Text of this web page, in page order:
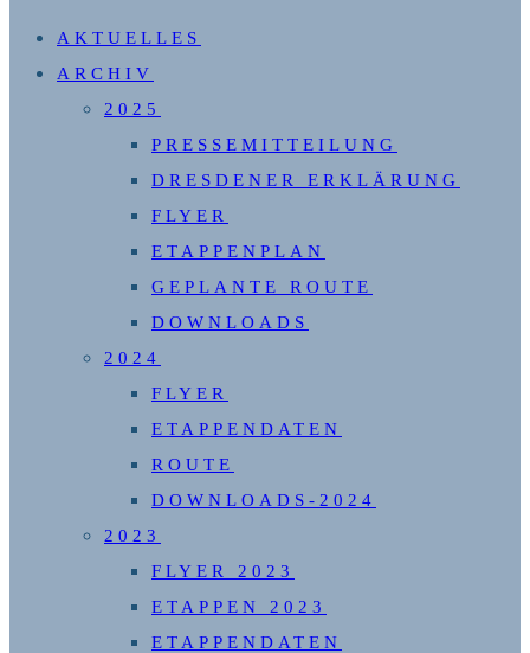
UMSCHALTEN
AKTUELLES
ARCHIV
2025
PRESSEMITTEILUNG
DRESDENER ERKLÄRUNG
FLYER
ETAPPENPLAN
GEPLANTE ROUTE
DOWNLOADS
2024
FLYER
ETAPPENDATEN
ROUTE
DOWNLOADS-2024
2023
FLYER 2023
ETAPPEN 2023
ETAPPENDATEN